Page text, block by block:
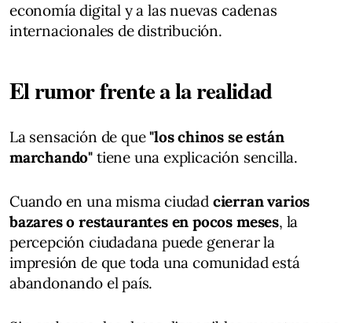
economía digital y a las nuevas cadenas
internacionales de distribución.
El rumor frente a la realidad
La sensación de que"los chinos se están
marchando" tiene una explicación sencilla.
Cuando en una misma ciudad cierran varios
bazares o restaurantes en pocos meses, la
percepción ciudadana puede generar la
impresión de que toda una comunidad está
abandonando el país.